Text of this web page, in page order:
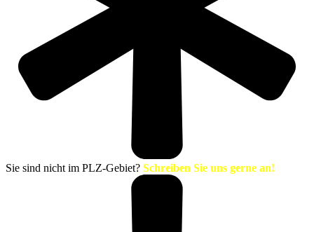
Sie sind nicht im PLZ-Gebiet? Schreiben Sie uns gerne an!